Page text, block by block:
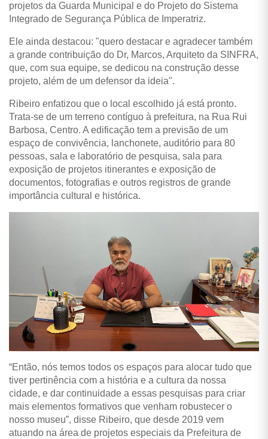
projetos da Guarda Municipal e do Projeto do Sistema
Integrado de Segurança Pública de Imperatriz.
Ele ainda destacou: "quero destacar e agradecer também
a grande contribuição do Dr, Marcos, Arquiteto da SINFRA,
que, com sua equipe, se dedicou na construção desse
projeto, além de um defensor da ideia".
Ribeiro enfatizou que o local escolhido já está pronto.
Trata-se de um terreno contíguo à prefeitura, na Rua Rui
Barbosa, Centro. A edificação tem a previsão de um
espaço de convivência, lanchonete, auditório para 80
pessoas, sala e laboratório de pesquisa, sala para
exposição de projetos itinerantes e exposição de
documentos, fotografias e outros registros de grande
importância cultural e histórica.
“Então, nós temos todos os espaços para alocar tudo que
tiver pertinência com a história e a cultura da nossa
cidade, e dar continuidade a essas pesquisas para criar
mais elementos formativos que venham robustecer o
nosso museu”, disse Ribeiro, que desde 2019 vem
atuando na área de projetos especiais da Prefeitura de